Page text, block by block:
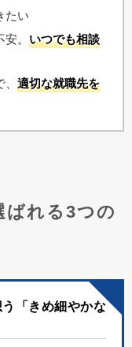
たい
。 いつでも相談
適切な就職先を
ばれる3つの
「きめ細やかな